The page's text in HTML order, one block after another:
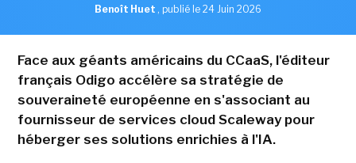
Benoît Huet , publié le 24 Juin 2026
Face aux géants américains du CCaaS, l'éditeur
français Odigo accélère sa stratégie de
souveraineté européenne en s'associant au
fournisseur de services cloud Scaleway pour
héberger ses solutions enrichies à l'IA.